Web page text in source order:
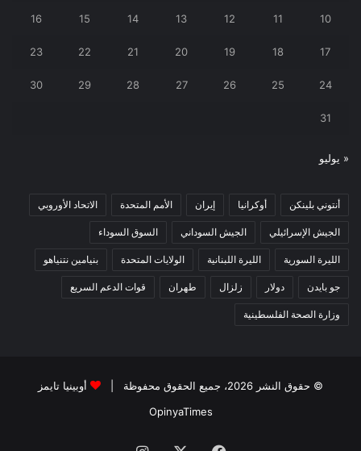
10
11
12
13
14
15
16
17
18
19
20
21
22
23
24
25
26
27
28
29
30
31
« يوليو
أنتوني بلينكن أوكرانيا إيران الأمم المتحدة الاتحاد الأوروبي
الجيش الإسرائيلي الجيش السوداني السوق السوداء
الليرة السورية الليرة اللبنانية الولايات المتحدة بنيامين نتنياهو
جو بايدن دولار زلزال طهران قوات الدعم السريع
وزارة الصحة الفلسطينية
© حقوق النشر 2026، جميع الحقوق محفوظة |
أوبينيا تايمز
OpinyaTimes